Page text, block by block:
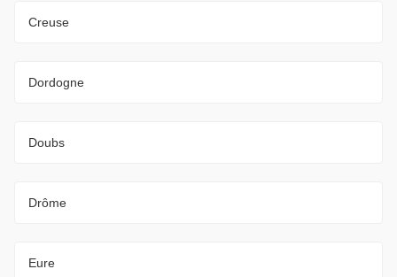
Creuse
Dordogne
Doubs
Drôme
Eure